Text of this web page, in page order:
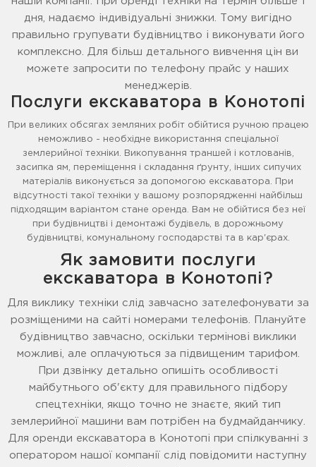
дня, надаємо індивідуальні знижки. Тому вигідно
правильно групувати будівництво і виконувати його
комплексно. Для більш детального вивчення цін ви
можете запросити по телефону прайс у наших
менеджерів.
Послуги екскаватора в Конотопі
При великих обсягах земляних робіт обійтися ручною працею
неможливо - необхідне використання спеціальної
землерийної техніки. Викопування траншей і котлованів,
засипка ям, переміщення і складання ґрунту, інших сипучих
матеріалів виконується за допомогою екскаватора. При
відсутності такої техніки у вашому розпорядженні найбільш
підходящим варіантом стане оренда. Вам не обійтися без неї
при будівництві і демонтажі будівель, в дорожньому
будівництві, комунальному господарстві та в кар'єрах.
Як замовити послуги
екскаватора в Конотопі?
Для виклику техніки слід завчасно зателефонувати за
розміщеними на сайті номерами телефонів. Плануйте
будівництво завчасно, оскільки термінові виклики
можливі, але оплачуються за підвищеним тарифом.
При дзвінку детально опишіть особливості
майбутнього об'єкту для правильного підбору
спецтехніки, якщо точно не знаєте, який тип
землерийної машини вам потрібен на будмайданчику.
Для оренди екскаватора в Конотопі при спілкуванні з
оператором нашої компанії слід повідомити наступну